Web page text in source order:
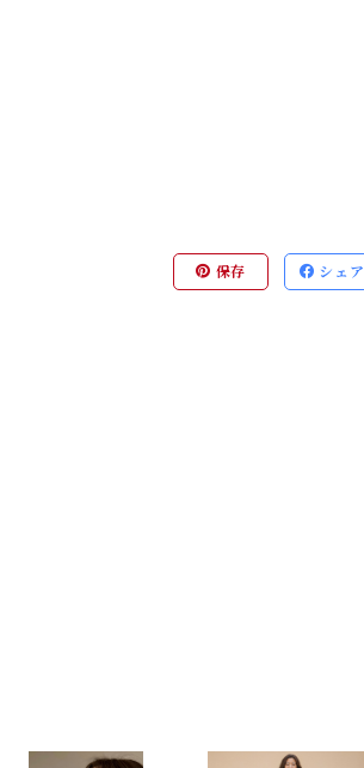
保存 シェア